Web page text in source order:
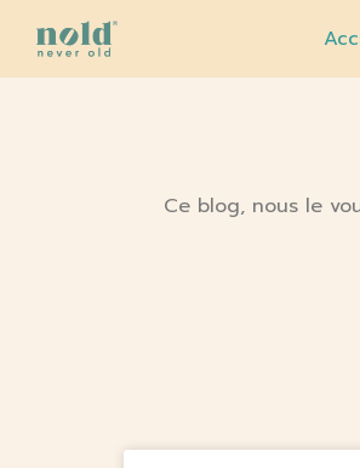
Ce blog, nous le